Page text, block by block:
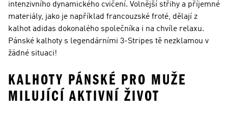
intenzivního dynamického cvičení. Volnější střihy a příjemné
materiály, jako je například francouzské froté, dělají z
kalhot adidas dokonalého společníka i na chvíle relaxu.
Pánské kalhoty s legendárními 3-Stripes tě nezklamou v
žádné situaci!
KALHOTY PÁNSKÉ PRO MUŽE
MILUJÍCÍ AKTIVNÍ ŽIVOT